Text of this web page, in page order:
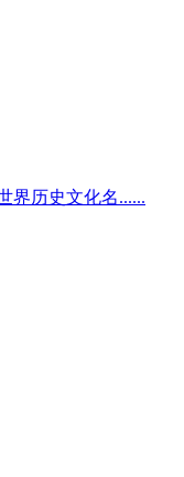
界历史文化名......